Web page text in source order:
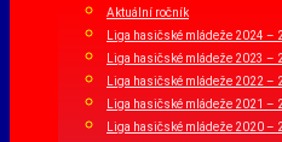
Aktuální ročník
Liga hasičské mládeže 2024 –
Liga hasičské mládeže 2023 –
Liga hasičské mládeže 2022 –
Liga hasičské mládeže 2021 –
Liga hasičské mládeže 2020 –